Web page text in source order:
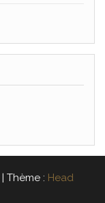
Thème : Head